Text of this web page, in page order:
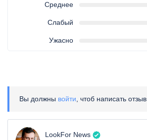
Среднее
Слабый
Ужасно
Вы должны войти , чтоб написать отзыв
LookFor News